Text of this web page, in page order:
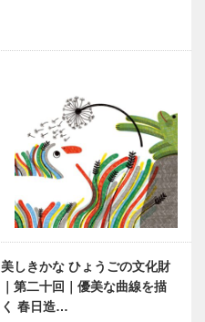
美しきかな ひょうごの文化財
｜第二十回｜優美な曲線を描
く 春日造…